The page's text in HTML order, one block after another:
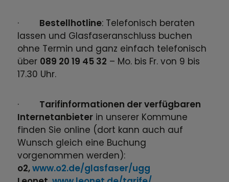
· Bestellhotline: Telefonisch beraten
lassen und Glasfaseranschluss buchen
ohne Termin und ganz einfach telefonisch
über 089 20 19 45 32 – Mo. bis Fr. von 9 bis
17.30 Uhr.
· Tarifinformationen der verfügbaren
Internetanbieter in unserer Kommune
finden Sie online (dort kann auch auf
Wunsch gleich eine Buchung
vorgenommen werden):
o2,www.o2.de/glasfaser/ugg